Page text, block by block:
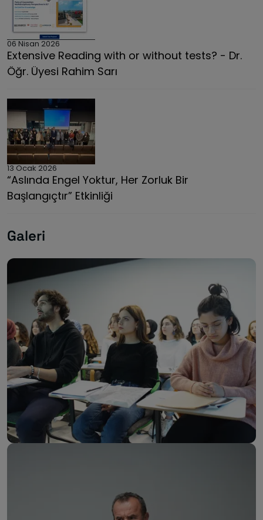
06 Nisan 2026
Extensive Reading with or without tests? - Dr.
Öğr. Üyesi Rahim Sarı
13 Ocak 2026
“Aslında Engel Yoktur, Her Zorluk Bir
Başlangıçtır” Etkinliği
Galeri